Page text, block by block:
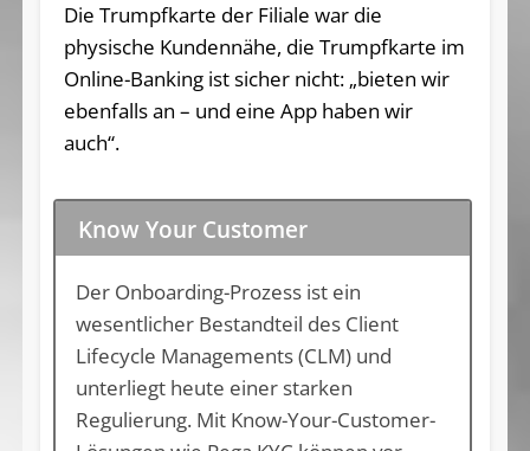
Die Trumpfkarte der Filiale war die
physische Kundennähe, die Trumpfkarte im
Online-Ban­king ist sicher nicht: „bieten wir
ebenfalls an – und eine App haben wir
auch“.
Know Your Customer
Der Onboarding-Prozess ist ein
wesentlicher Bestandteil des Client
Lifecycle Managements (CLM) und
unterliegt heute einer starken
Regulierung. Mit Know-Your-Customer-